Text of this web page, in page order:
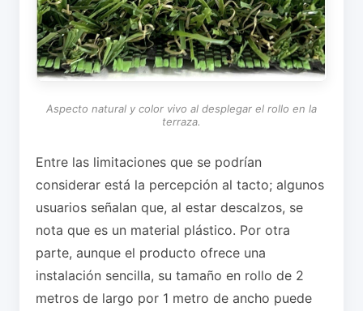
Aspecto natural y color vivo al desplegar el rollo en la
terraza.
Entre las limitaciones que se podrían
considerar está la percepción al tacto; algunos
usuarios señalan que, al estar descalzos, se
nota que es un material plástico. Por otra
parte, aunque el producto ofrece una
instalación sencilla, su tamaño en rollo de 2
metros de largo por 1 metro de ancho puede